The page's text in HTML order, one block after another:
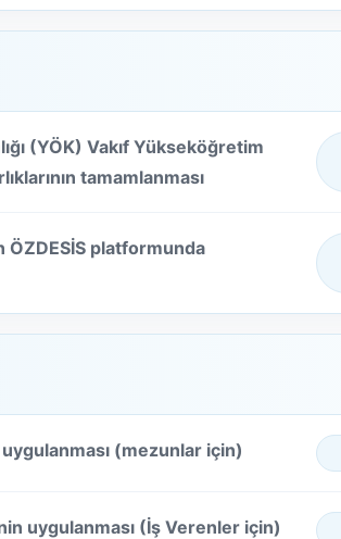
(YÖK) Vakıf Yükseköğretim
tamamlanması
ÖZDESİS platformunda
(mezunlar için)
uygulanması (İş Verenler için)